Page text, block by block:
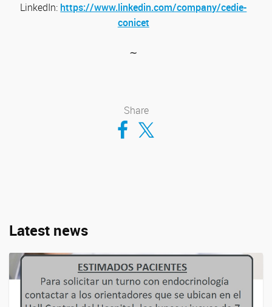
LinkedIn: https://www.linkedin.com/company/cedie-
conicet
∼
Share
Compartir en Facebook
Compartir en Twitter
Latest news